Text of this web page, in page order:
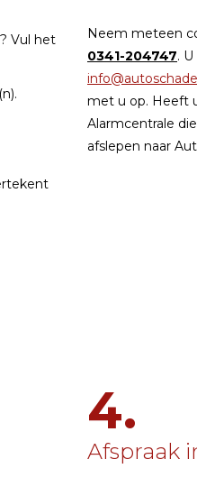
Vul het
Neem meteen
0341-204747.
met u op. Heeft
Alarmcentrale
afslepen naar
4.
Afspraak